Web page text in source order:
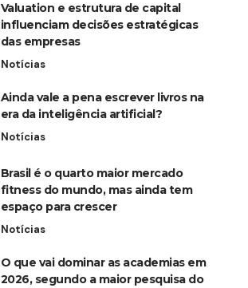
Valuation e estrutura de capital
influenciam decisões estratégicas
das empresas
Notícias
Ainda vale a pena escrever livros na
era da inteligência artificial?
Notícias
Brasil é o quarto maior mercado
fitness do mundo, mas ainda tem
espaço para crescer
Notícias
O que vai dominar as academias em
2026, segundo a maior pesquisa do